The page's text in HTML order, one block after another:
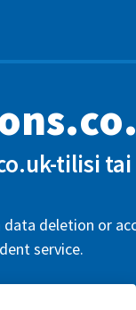
tilisi tai
deletion or
service.